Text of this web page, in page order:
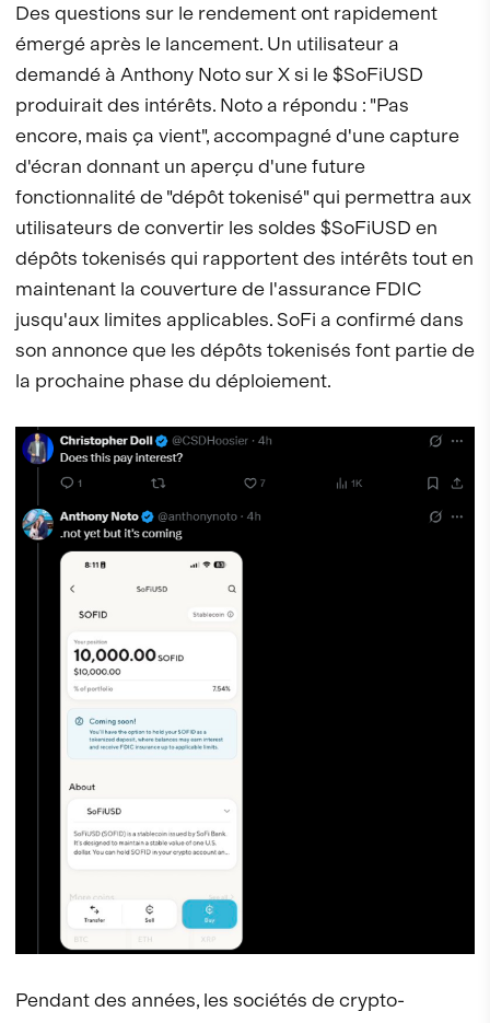
Des questions sur le rendement ont rapidement
émergé après le lancement. Un utilisateur a
demandé à Anthony Noto sur X si le $SoFiUSD
produirait des intérêts. Noto a répondu : "Pas
encore, mais ça vient", accompagné d'une capture
d'écran donnant un aperçu d'une future
fonctionnalité de "dépôt tokenisé" qui permettra aux
utilisateurs de convertir les soldes $SoFiUSD en
dépôts tokenisés qui rapportent des intérêts tout en
maintenant la couverture de l'assurance FDIC
jusqu'aux limites applicables. SoFi a confirmé dans
son annonce que les dépôts tokenisés font partie de
la prochaine phase du déploiement.
Pendant des années, les sociétés de crypto-